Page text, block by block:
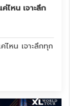
ไหน เจาะลึก
หน เจาะลึกทุก